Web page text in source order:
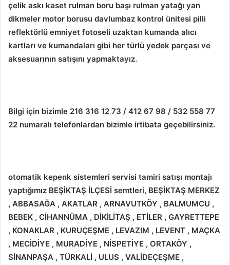
çelik askı kaset rulman boru başı rulman yatağı yan
dikmeler motor borusu davlumbaz kontrol ünitesi pilli
reflektörlü emniyet fotoseli uzaktan kumanda alıcı
kartları ve kumandaları gibi her türlü yedek parçası ve
aksesuarının satışını yapmaktayız.
Bilgi için bizimle 216 316 12 73 / 412 67 98 / 532 558 77
22 numaralı telefonlardan bizimle irtibata geçebilirsiniz.
otomatik kepenk sistemleri servisi tamiri satışı montajı
yaptığımız BEŞİKTAŞ İLÇESİ semtleri, BEŞİKTAŞ MERKEZ
, ABBASAĞA , AKATLAR , ARNAVUTKÖY , BALMUMCU ,
BEBEK , CİHANNÜMA , DİKİLİTAŞ , ETİLER , GAYRETTEPE
, KONAKLAR , KURUÇEŞME , LEVAZIM , LEVENT , MAÇKA
, MECİDİYE , MURADİYE , NİSPETİYE , ORTAKÖY ,
SİNANPAŞA , TÜRKALİ , ULUS , VALİDEÇEŞME ,